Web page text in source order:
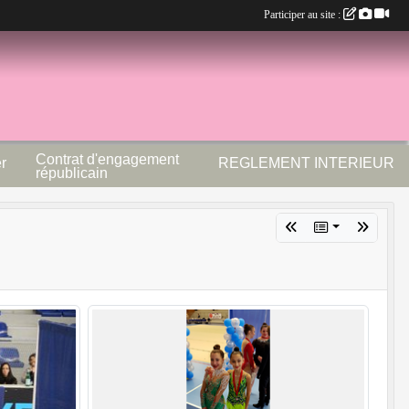
Contrat d'engagement
républicain
REGLEMENT INTERIEUR
Participer au site :